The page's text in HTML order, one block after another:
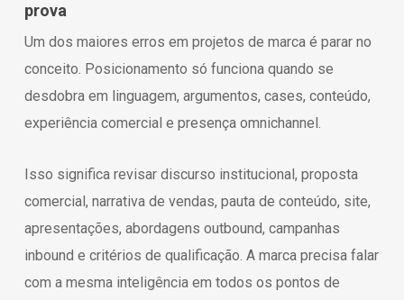
prova
Um dos maiores erros em projetos de marca é parar no
conceito. Posicionamento só funciona quando se
desdobra em linguagem, argumentos, cases, conteúdo,
experiência comercial e presença omnichannel.
Isso significa revisar discurso institucional, proposta
comercial, narrativa de vendas, pauta de conteúdo, site,
apresentações, abordagens outbound, campanhas
inbound e critérios de qualificação. A marca precisa falar
com a mesma inteligência em todos os pontos de